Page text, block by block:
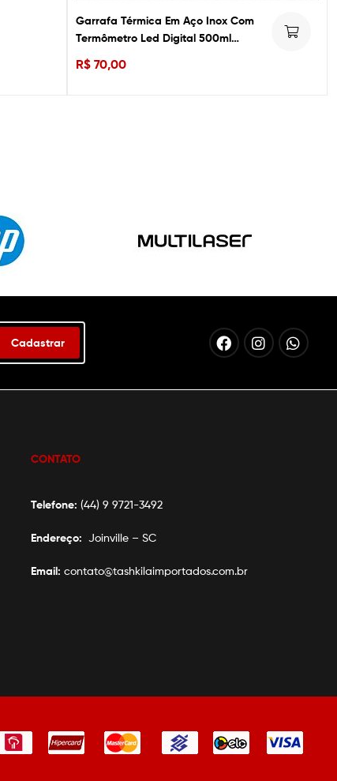
Garrafa Térmica Em Aço Inox Com
Termômetro Led Digital 500ml
R$ 70,00
Cadastrar
CONTATO
Telefone: (44) 9 9721-3492
Endereço: Joinville – SC
Email: contato@tashkilaimportados.com.br